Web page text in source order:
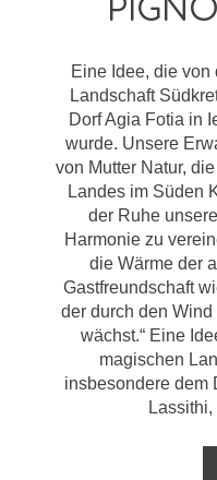
Eine Idee, die
Landschaft
Dorf Agia Fotia in
wurde. Unsere
von Mutter Natur,
Landes im Süden
der Ruhe
Harmonie zu
die Wärme der
Gastfreundschaft
der durch den
wächst.“ Eine
magischen
insbesondere dem